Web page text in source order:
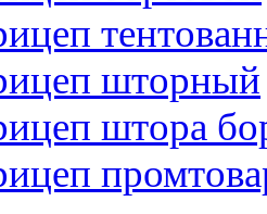
шторный
штора